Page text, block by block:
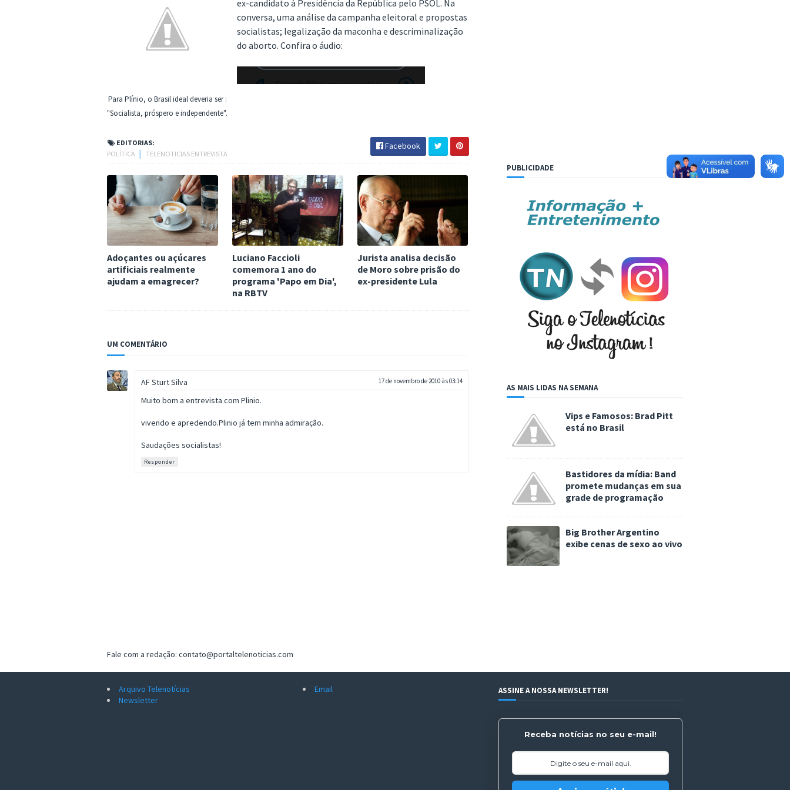
Para Plínio, o Brasil ideal deveria ser :
"Socialista, próspero e independente".
ex-candidato à Presidência da República pelo PSOL. Na
conversa, uma análise da campanha eleitoral e propostas
socialistas; legalização da maconha e descriminalização
do aborto. Confira o áudio:
EDITORIAS:
POLÍTICA
TELENOTICIAS ENTREVISTA
Facebook
Adoçantes ou açúcares
artificiais realmente
ajudam a emagrecer?
Luciano Faccioli
comemora 1 ano do
programa 'Papo em Dia',
na RBTV
Jurista analisa decisão
de Moro sobre prisão do
ex-presidente Lula
UM COMENTÁRIO
AF Sturt Silva 17 de novembro de 2010 às 03:14
Muito bom a entrevista com Plinio.
vivendo e apredendo.Plinio já tem minha admiração.
Saudações socialistas!
Responder
Fale com a redação: contato@portaltelenoticias.com
PUBLICIDADE
AS MAIS LIDAS NA SEMANA
Vips e Famosos: Brad Pitt
está no Brasil
Bastidores da mídia: Band
promete mudanças em sua
grade de programação
Big Brother Argentino
exibe cenas de sexo ao vivo
Arquivo Telenotícias
Newsletter
Email ASSINE A NOSSA NEWSLETTER!
Receba notícias no seu e-mail!